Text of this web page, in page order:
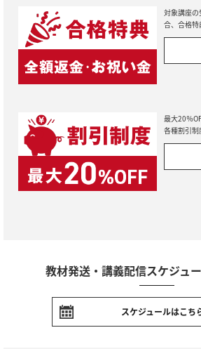
対象講座
合、合格特
最大20％
各種割引制
教材発送・講義配信スケジュ
スケジュールはこち